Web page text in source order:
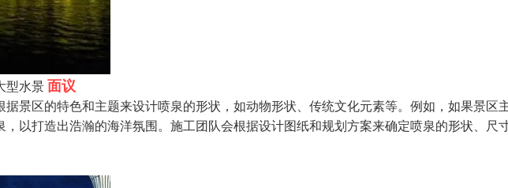
型水景面议
景区的特色和主题来设计喷泉的形状，如动物形状、传统文化元素等。例如，如果景区
以打造出浩瀚的海洋氛围。施工团队会根据设计图纸和规划方案来确定喷泉的形状、尺